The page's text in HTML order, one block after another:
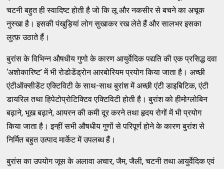
चटनी बहुत ही स्वादिष्ट होती है जो कि लू और नकसीर से बचने का अचूक
नुस्खा है। इसकी पंखुड़ियां लोग सुखाकर रख लेते हैं और सालभर इसका
लुत्फ़ उठाते हैं।
बुरांस के विभिन्न औषधीय गुणो के कारण आयुर्वेदिक पद्यति की एक प्रसिद्ध दवा
‘अशोकारिष्ट’ में भी रोडोडेंड्रोन आरबोरियम प्रयोग किया जाता है। अच्छी
एंटीऑक्सीडेंट एक्टिविटी के साथ-साथ बुरांश में अच्छी एंटी डाइबिटिक, एंटी
डायरिल तथा हिपेटोप्रोटिक्टिव एक्टिविटी होती है। बुरांश को हीमोग्लोबिन
बढ़ाने, भूख बढ़ाने, आयरन की कमी दूर करने तथा हृदय रोगों में भी प्रयोग
किया जाता है। इन्हीं सभी औषधीय गुणों से परिपूर्ण होने के कारण बुरांश से
निर्मित बहुत उत्पाद मार्केट में उपलब्ध हैं।
बुरांस का उपयोग जूस के अलावा अचार, जैम, जैली, चटनी तथा आयुर्वेदिक एवं